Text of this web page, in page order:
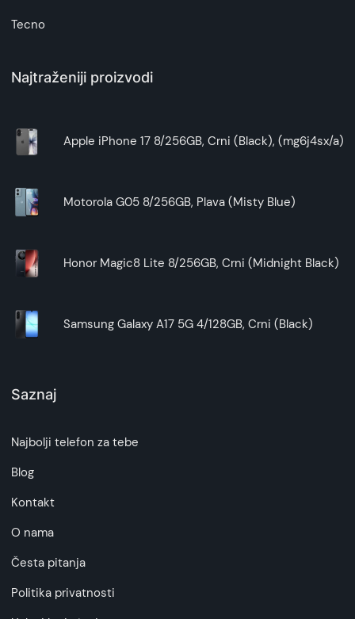
Tecno
Najtraženiji proizvodi
Apple iPhone 17 8/256GB, Crni (Black), (mg6j4sx/a)
Motorola G05 8/256GB, Plava (Misty Blue)
Honor Magic8 Lite 8/256GB, Crni (Midnight Black)
Samsung Galaxy A17 5G 4/128GB, Crni (Black)
Saznaj
Najbolji telefon za tebe
Blog
Kontakt
O nama
Česta pitanja
Politika privatnosti